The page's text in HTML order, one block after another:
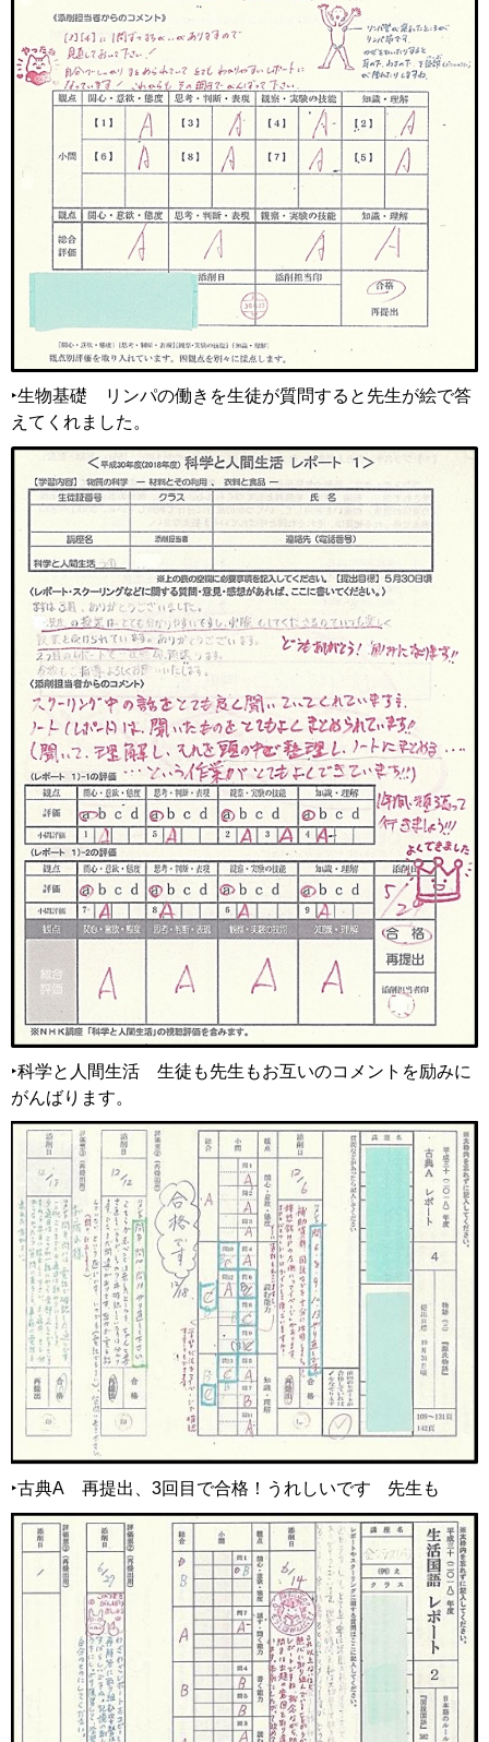
‣生物基礎 リ ンパの働きを生徒が質問すると先生が絵で答
えてくれました。
‣科学と人間生活 生徒も先生もお互いのコメントを励みに
がんばります。
‣古典A 再提出、3回目で合格！うれしいです 先生も